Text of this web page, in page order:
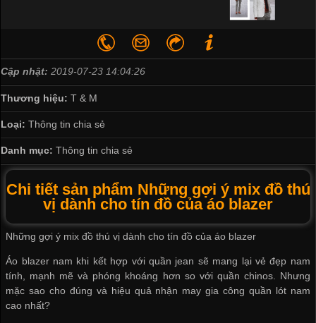
Cập nhật: 2019-07-23 14:04:26
Thương hiệu: T & M
Loại: Thông tin chia sẻ
Danh mục: Thông tin chia sẻ
Chi tiết sản phẩm Những gợi ý mix đồ thú
vị dành cho tín đồ của áo blazer
Những gợi ý mix đồ thú vị dành cho tín đồ của áo blazer
Áo blazer nam khi kết hợp với quần jean sẽ mang lại vẻ đẹp nam
tính, mạnh mẽ và phóng khoáng hơn so với quần chinos. Nhưng
mặc sao cho đúng và hiệu quả nhận may gia công quần lót nam
cao nhất?